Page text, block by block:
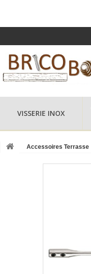
VISSERIE INOX
Accessoires Terrasse